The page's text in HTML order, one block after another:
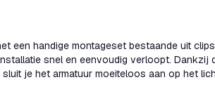
een handige montageset bestaande uit
snel en eenvoudig verloopt. Dankzij
je het armatuur moeiteloos aan op het